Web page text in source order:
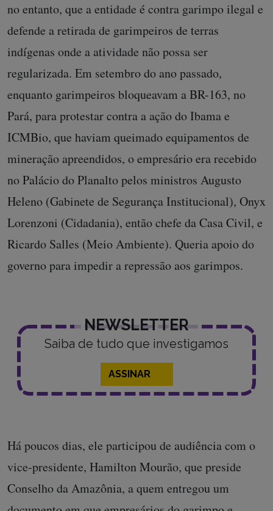
no entanto, que a entidade é contra garimpo ilegal e
defende a retirada de garimpeiros de terras
indígenas onde a atividade não possa ser
regularizada. Em setembro do ano passado,
enquanto garimpeiros bloqueavam a BR-163, no
Pará, para protestar contra a ação do Ibama e
ICMBio, que haviam queimado equipamentos de
mineração apreendidos, o empresário era recebido
no Palácio do Planalto pelos ministros Augusto
Heleno (Gabinete de Segurança Institucional), Onyx
Lorenzoni (Cidadania), então chefe da Casa Civil, e
Ricardo Salles (Meio Ambiente). Queria apoio do
governo para impedir a repressão aos garimpos.
NEWSLETTER
Saiba de tudo que investigamos
ASSINAR
Há poucos dias, ele participou de audiência com o
vice-presidente, Hamilton Mourão, que preside
Conselho da Amazônia, a quem entregou um